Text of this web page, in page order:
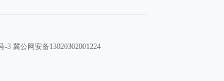
-3 冀公网安备13020302001224